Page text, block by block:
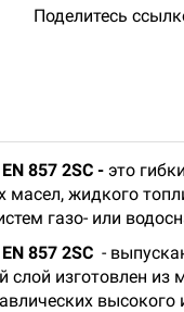
Поделитесь
857 2SC - это
масел, жидкого
газо- или
857 2SC -
изготовлен